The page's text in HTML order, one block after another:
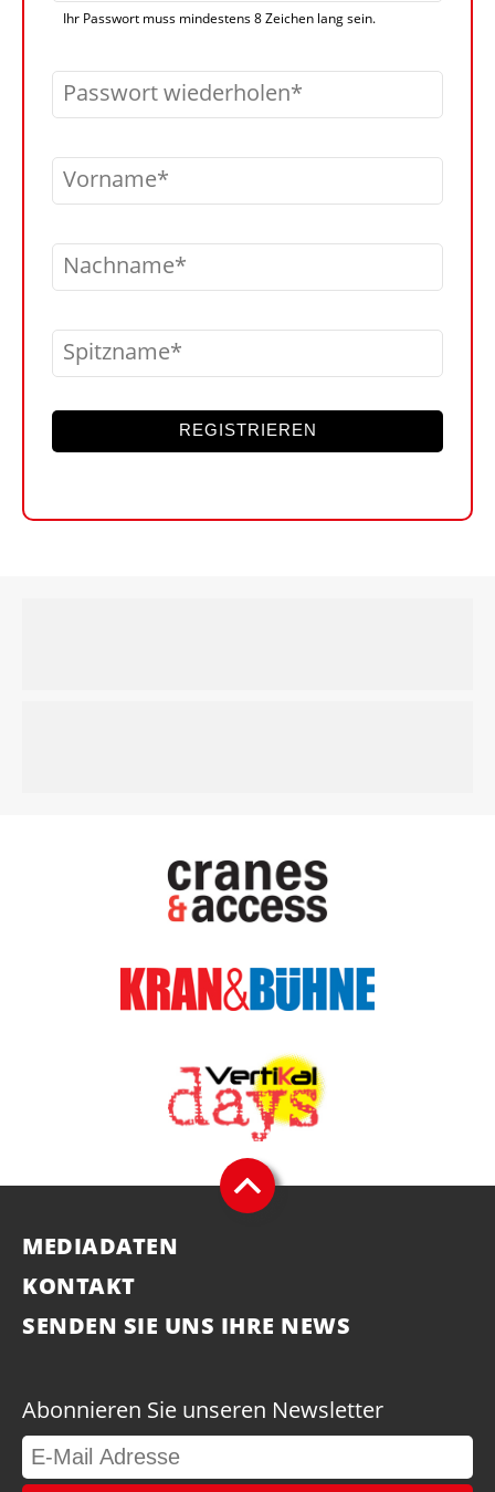
Ihr Passwort muss mindestens 8 Zeichen lang sein.
Passwort wiederholen
Vorname
Nachname
Spitzname
REGISTRIEREN
MEDIADATEN
KONTAKT
SENDEN SIE UNS IHRE NEWS
Abonnieren Sie unseren Newsletter